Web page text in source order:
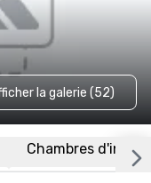
la galerie (52)
Chambres